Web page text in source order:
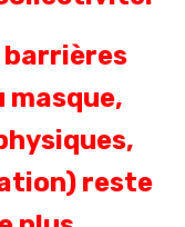
barrières
reste